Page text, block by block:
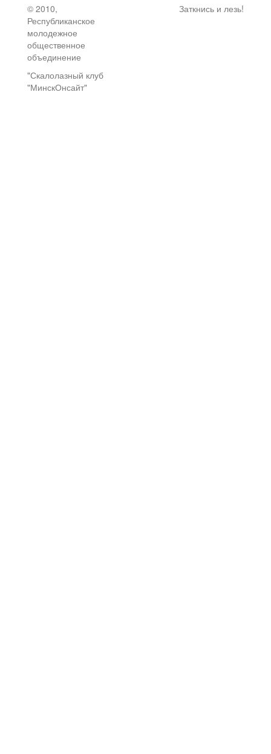
© 2010,
Республиканское
молодежное
общественное
объединение
"Скалолазный клуб
"МинскОнсайт"
Заткнись и лезь!